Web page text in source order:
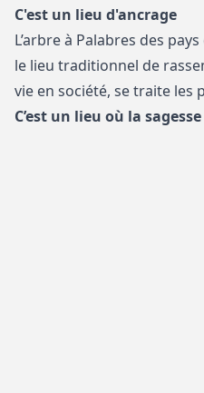
C'est un lieu d'ancrage
L’arbre à Palabres des
le lieu traditionnel de
vie en société, se traite les
C’est un lieu où la sagesse